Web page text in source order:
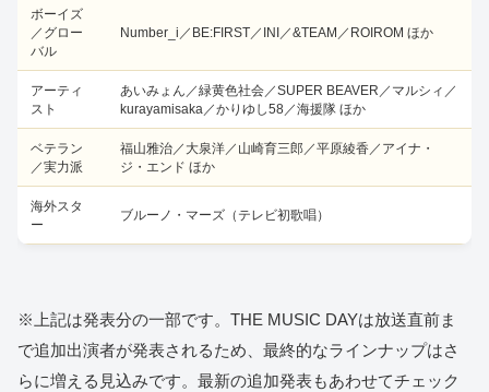
ボーイズ
／グロー
バル
Number_i／BE:FIRST／INI／&TEAM／ROIROM ほか
アーティ
スト
あいみょん／緑黄色社会／SUPER BEAVER／マルシィ／
kurayamisaka／かりゆし58／海援隊 ほか
ベテラン
／実力派
福山雅治／大泉洋／山崎育三郎／平原綾香／アイナ・
ジ・エンド ほか
海外スタ
ー
ブルーノ・マーズ（テレビ初歌唱）
※上記は発表分の一部です。THE MUSIC DAYは放送直前ま
で追加出演者が発表されるため、最終的なラインナップはさ
らに増える見込みです。最新の追加発表もあわせてチェック